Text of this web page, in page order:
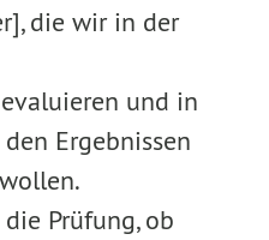
die wir in der
und in
Ergebnissen
Prüfung, ob